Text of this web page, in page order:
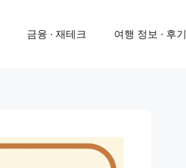
금융 · 재테크 여행 정보 · 후기